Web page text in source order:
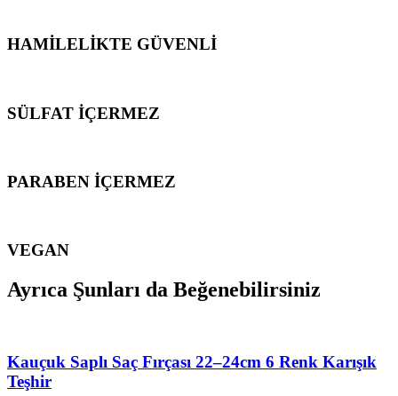
HAMİLELİKTE GÜVENLİ
SÜLFAT İÇERMEZ
PARABEN İÇERMEZ
VEGAN
Ayrıca Şunları da Beğenebilirsiniz
Kauçuk Saplı Saç Fırçası 22–24cm 6 Renk Karışık
Teşhir